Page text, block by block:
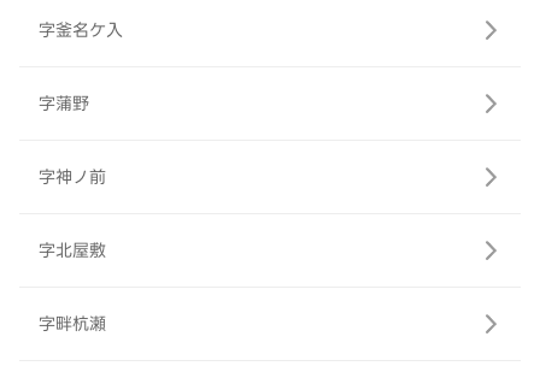
字釜名ケ入
字蒲野
字神ノ前
字北屋敷
字畔杭瀬